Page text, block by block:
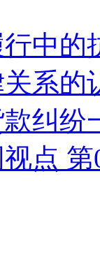
中的
系的
纠纷
点 第